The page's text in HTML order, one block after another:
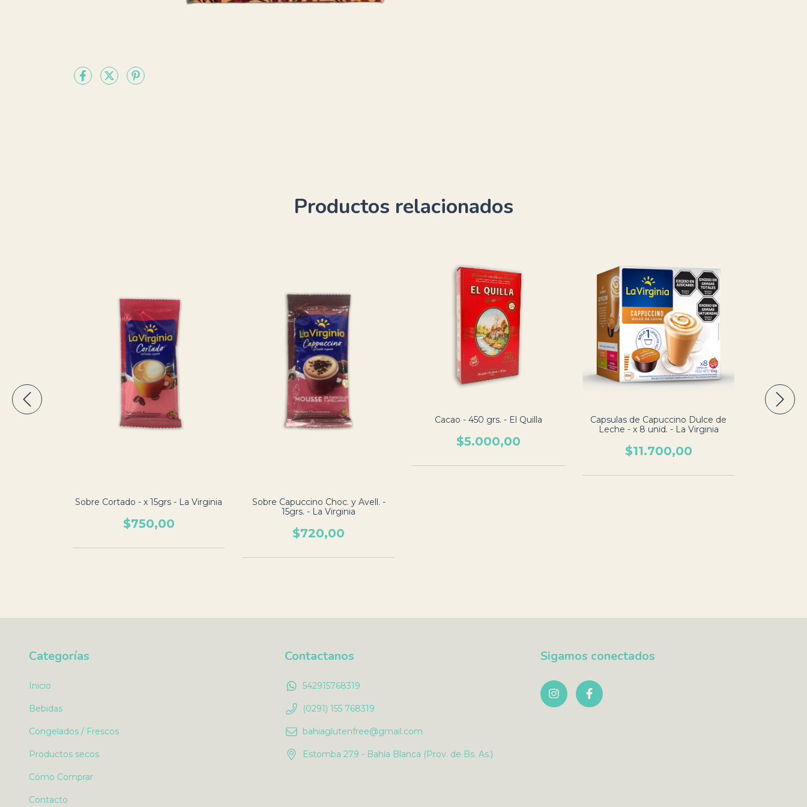
Productos relacionados
Quilla
Sobre Cortado - x 15grs - La Virginia
$750,00
Sobre Capuccino Choc. y Avell. -
15grs. - La Virginia
$720,00
Cacao - 450 grs. - El Quilla
$5.000,00
Capsulas de Capuccino Dulce de
Leche - x 8 unid. - La Virginia
$11.700,00
Categorías
Inicio
Bebidas
Congelados / Frescos
Productos secos
Cómo Comprar
Contacto
Contactanos
542915768319
(0291) 155 768319
bahiaglutenfree@gmail.com
Estomba 279 - Bahía Blanca (Prov. de Bs. As.)
Sigamos conectados